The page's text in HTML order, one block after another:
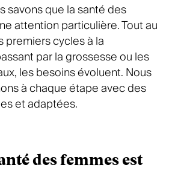
savons que la santé des
attention particulière. Tout au
premiers cycles à la
par la grossesse ou les
les besoins évoluent. Nous
à chaque étape avec des
et adaptées.
des femmes est